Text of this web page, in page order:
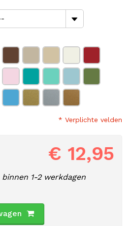
* Verplichte velden
€ 12,95
1-2 werkdagen